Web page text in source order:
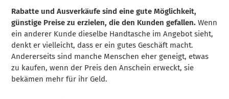
Rabatte und Ausverkäufe sind eine gute Möglichkeit,
günstige Preise zu erzielen, die den Kunden gefallen. Wenn
ein anderer Kunde dieselbe Handtasche im Angebot sieht,
denkt er vielleicht, dass er ein gutes Geschäft macht.
Andererseits sind manche Menschen eher geneigt, etwas
zu kaufen, wenn der Preis den Anschein erweckt, sie
bekämen mehr für ihr Geld.